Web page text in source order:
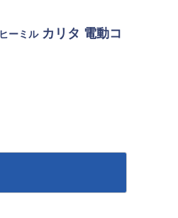
ーミル カリタ 電動コ